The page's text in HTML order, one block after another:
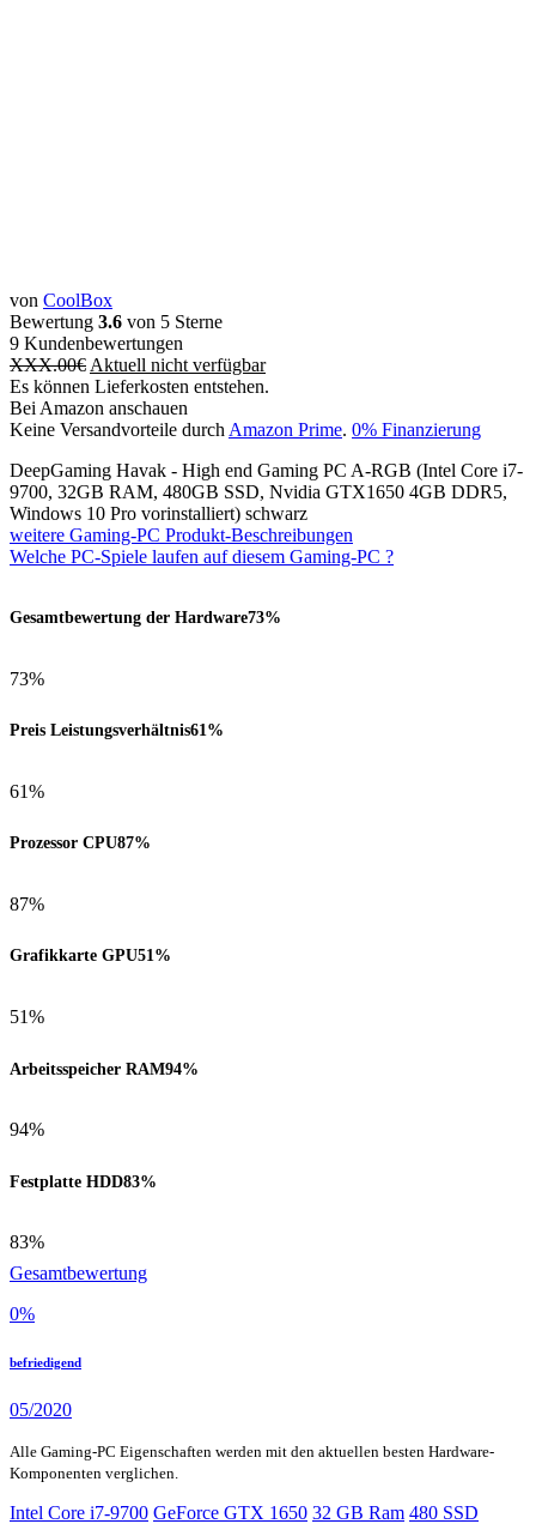
von CoolBox
Bewertung 3.6 von 5 Sterne
9 Kundenbewertungen
XXX.00€ Aktuell nicht verfügbar
Es können Lieferkosten entstehen.
Bei Amazon anschauen
Keine Versandvorteile durch Amazon Prime. 0% Finanzierung
DeepGaming Havak - High end Gaming PC A-RGB (Intel Core i7-
9700, 32GB RAM, 480GB SSD, Nvidia GTX1650 4GB DDR5,
Windows 10 Pro vorinstalliert) schwarz
weitere Gaming-PC Produkt-Beschreibungen
Welche PC-Spiele laufen auf diesem Gaming-PC ?
Gesamtbewertung der Hardware73%
73%
Preis Leistungsverhältnis61%
61%
Prozessor CPU87%
87%
Grafikkarte GPU51%
51%
Arbeitsspeicher RAM94%
94%
Festplatte HDD83%
83%
Gesamtbewertung
0%
befriedigend
05/2020
Alle Gaming-PC Eigenschaften werden mit den aktuellen besten Hardware-
Komponenten verglichen.
Intel Core i7-9700 GeForce GTX 1650 32 GB Ram 480 SSD